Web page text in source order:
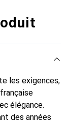
les exigences,
élégance.
des années